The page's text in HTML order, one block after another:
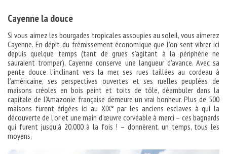
Cayenne la douce
Si vous aimez les bourgades tropicales assoupies au soleil, vous aimerez
Cayenne. En dépit du frémissement économique que l’on sent vibrer ici
depuis quelque temps (tant de grues s’agitant à la périphérie ne
sauraient tromper), Cayenne conserve une langueur d’avance. Avec sa
pente douce l’inclinant vers la mer, ses rues taillées au cordeau à
l’américaine, ses perspectives ouvertes et ses ruelles peuplées de
maisons créoles en bois peint et toits de tôle, déambuler dans la
capitale de l’Amazonie française demeure un vrai bonheur. Plus de 500
maisons furent érigées ici au XIX° par les anciens esclaves à qui la
découverte de l’or et une main d’œuvre corvéable à merci – ces bagnards
qui furent jusqu’à 20.000 à la fois ! – donnèrent, un temps, tous les
moyens.